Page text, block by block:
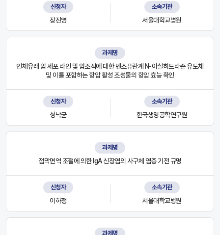
신청자
장진영
소속기관
서울대학교병원
과제명
인체유래 암 세포 라인 및 암조직에 대한 벤조퓨란계 N-아실히드라존 유도체
및 이를 포함하는 항암 활성 조성물의 항암 효능 확인
신청자
성낙균
소속기관
한국생명공학연구원
과제명
점막면역 조절에 의한 IgA 신장염의 사구체 염증 기전 규명
신청자
이하정
소속기관
서울대학교병원
과제명